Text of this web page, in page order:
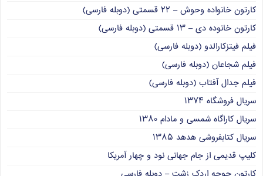
کارتون خانواده وحوش – ۲۲ قسمتی (دوبله فارسی)
کارتون خانوده دی – ۱۳ قسمتی (دوبله فارسی)
فیلم فیتزکارالدو (دوبله فارسی)
فیلم شجاعان (دوبله فارسی)
فیلم جدال آفتاب (دوبله فارسی)
سریال فروشگاه ۱۳۷۴
سریال کاراگاه شمسی و مادام ۱۳۸۰
سریال کتابفروشی هدهد ۱۳۸۵
کلیپ قدیمی از جام جهانی نود و چهار آمریکا